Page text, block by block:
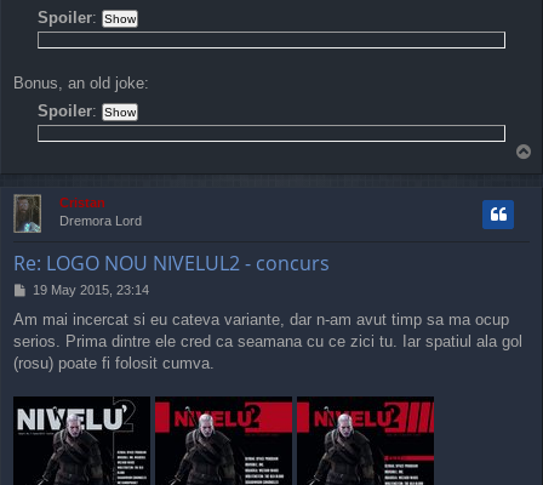
Spoiler:
Bonus, an old joke:
Spoiler:
Cristan
Dremora Lord
Re: LOGO NOU NIVELUL2 - concurs
P
s
t
19 May 2015, 23:14
Am mai incercat si eu cateva variante, dar n-am avut timp sa ma ocup
serios. Prima dintre ele cred ca seamana cu ce zici tu. Iar spatiul ala gol
(rosu) poate fi folosit cumva.